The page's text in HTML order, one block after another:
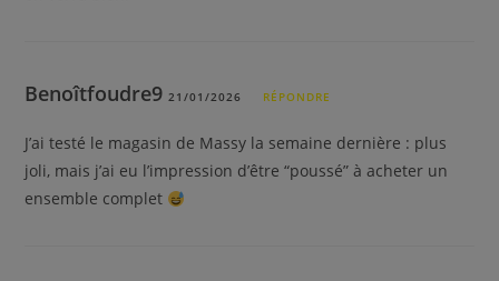
Benoîtfoudre921/01/2026 RÉPONDRE
J’ai testé le magasin de Massy la semaine dernière : plus
joli, mais j’ai eu l’impression d’être “poussé” à acheter un
ensemble complet